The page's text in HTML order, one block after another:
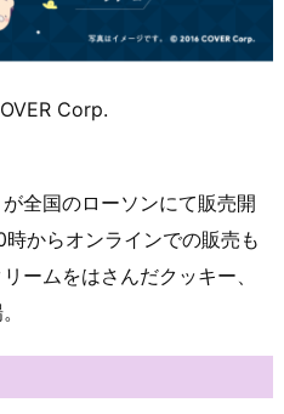
Corp.
全国のローソンにて販売開
からオンラインでの販売も
ームをはさんだクッキー、